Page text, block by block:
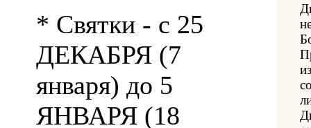
* Святки - с 25
ДЕКАБРЯ (7
января) до 5
ЯНВАРЯ (18